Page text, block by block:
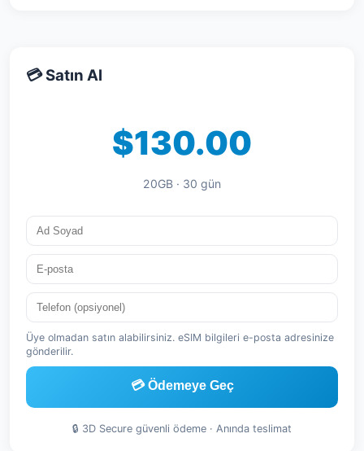
💳 Satın Al
$130.00
20GB · 30 gün
Üye olmadan satın alabilirsiniz. eSIM bilgileri e-posta adresinize
gönderilir.
💳 Ödemeye Geç
🔒 3D Secure güvenli ödeme · Anında teslimat